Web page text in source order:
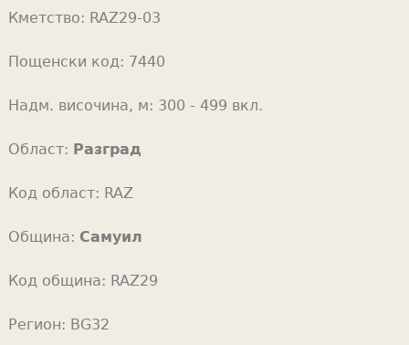
m
e
Кметство: RAZ29-03
Пощенски код: 7440
Надм. височина, м: 300 - 499 вкл.
Област: Разград
Код област: RAZ
Община: Самуил
Код община: RAZ29
Регион: BG32